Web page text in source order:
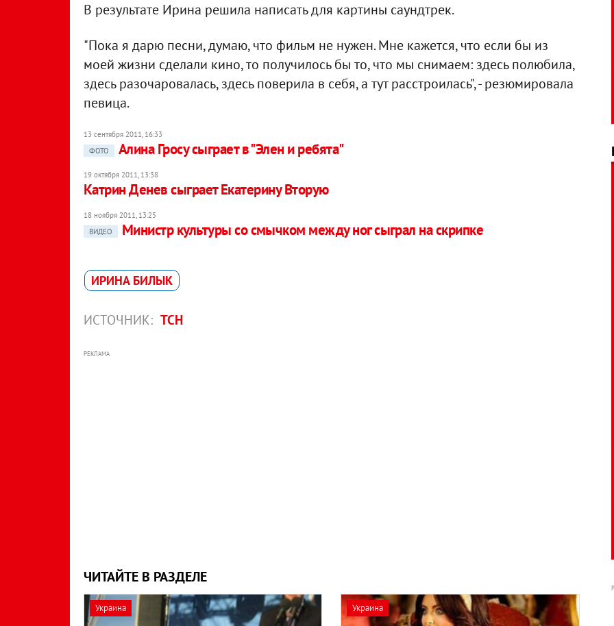
В результате Ирина решила написать для картины саундтрек.
"Пока я дарю песни, думаю, что фильм не нужен. Мне кажется, что если бы из
моей жизни сделали кино, то получилось бы то, что мы снимаем: здесь полюбила,
здесь разочаровалась, здесь поверила в себя, а тут расстроилась", - резюмировала
певица.
13 сентября 2011, 16:33
ФОТО
Алина Гросу сыграет в "Элен и ребята"
19 октября 2011, 13:38
Катрин Денев сыграет Екатерину Вторую
18 ноября 2011, 13:25
ВИДЕО
Министр культуры со смычком между ног сыграл на скрипке
ИРИНА БИЛЫК
ИСТОЧНИК: ТСН
РЕКЛАМА
ЧИТАЙТЕ В РАЗДЕЛЕ
Украина Украина